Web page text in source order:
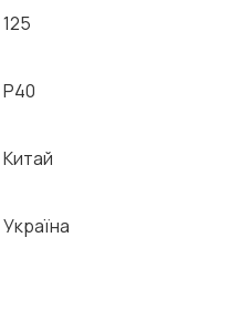
125
Р40
Китай
Україна